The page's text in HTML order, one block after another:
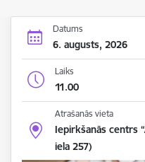
Datums
6. augusts, 2026
Laiks
11.00
Atrašanās vieta
Iepirkšanās centrs
iela 257)